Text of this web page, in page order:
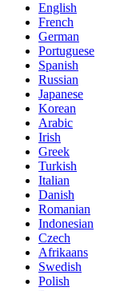
English
French
German
Portuguese
Spanish
Russian
Japanese
Korean
Arabic
Irish
Greek
Turkish
Italian
Danish
Romanian
Indonesian
Czech
Afrikaans
Swedish
Polish